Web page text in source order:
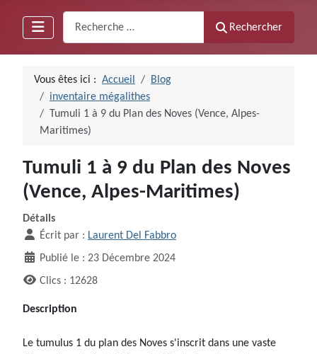
Rechercher
Vous êtes ici : Accueil
Blog
inventaire mégalithes
Tumuli 1 à 9 du Plan des Noves (Vence, Alpes-
Maritimes)
Tumuli 1 à 9 du Plan des Noves
(Vence, Alpes-Maritimes)
Détails
Écrit par : Laurent Del Fabbro
Publié le : 23 Décembre 2024
Clics : 12628
Description
Le tumulus 1 du plan des Noves s'inscrit dans une vaste